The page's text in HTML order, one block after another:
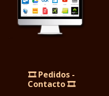
🎞️ Pedidos -
Contacto 🎞️